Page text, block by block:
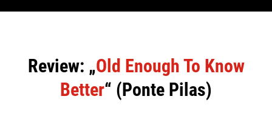
Review: „Old Enough To Know
Better“ (Ponte Pilas)